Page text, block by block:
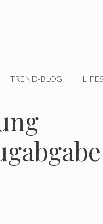
TREND-BLOG